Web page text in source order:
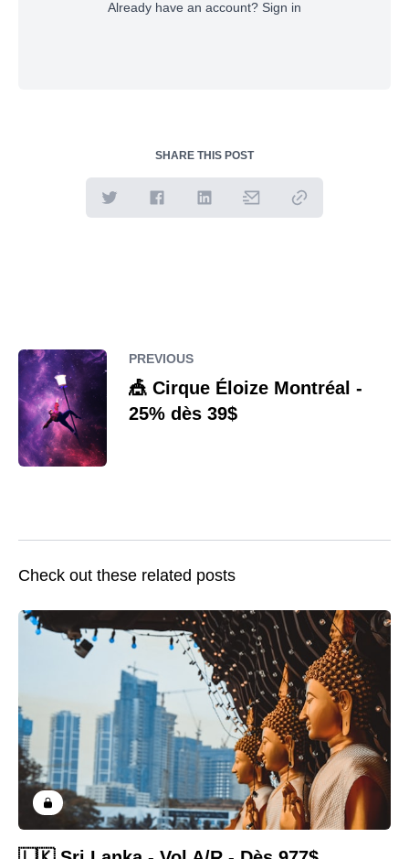
Already have an account? Sign in
SHARE THIS POST
PREVIOUS
🎪 Cirque Éloize Montréal -
25% dès 39$
Check out these related posts